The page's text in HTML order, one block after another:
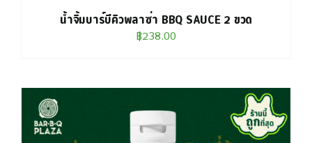
น้ำจิ้มบาร์บีคิวพลาซ่า BBQ SAUCE 2 ขวด
฿238.00